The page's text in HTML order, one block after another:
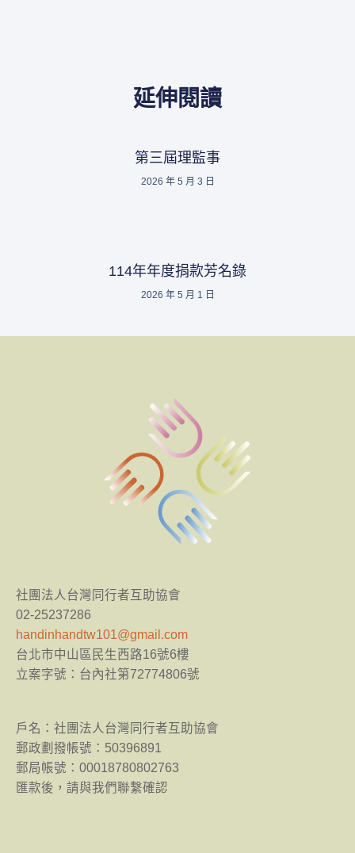
延伸閱讀
第三屆理監事
2026 年 5 月 3 日
114年年度捐款芳名錄
2026 年 5 月 1 日
社團法人台灣同行者互助協會
02-25237286
handinhandtw101@gmail.com
台北市中山區民生西路16號6樓
立案字號：台內社第72774806號
​戶名：社團法人台灣同行者互助協會
郵政劃撥帳號：50396891
郵局帳號：00018780802763
匯款後，請與我們聯繫確認